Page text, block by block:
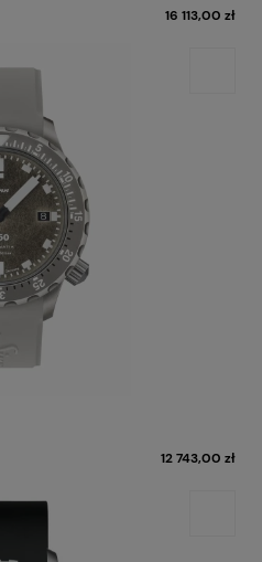
16 113,00 zł
12 743,00 zł